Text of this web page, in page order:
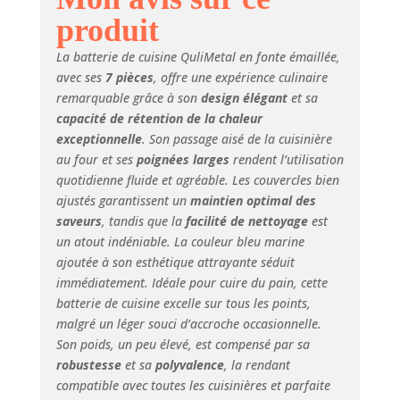
casserole de 2 l
2,8 l avec
couvercle, 1 grand
faitout de 4,8 l
avec couvercle 🔥
【Émail dur】 :
doté d'un intérieur
et d'un extérieur
émaillés durs, ce
bel ensemble
d'ustensiles de
cuisine se
transforme
facilement en
ustensiles de
service. Le
revêtement en
émail est durable
et résiste aux
produit
La batterie de cuisine QuliMetal en fonte émaillée,
avec ses 7 pièces, offre une expérience culinaire
remarquable grâce à son design élégantet sa
capacité de rétention de la chaleur
exceptionnelle. Son passage aisé de la cuisinière
au four et ses poignées larges rendent l’utilisation
quotidienne fluide et agréable. Les couvercles bien
ajustés garantissent un maintien optimal des
saveurs, tandis que la facilité de nettoyageest
un atout indéniable. La couleur bleu marine
ajoutée à son esthétique attrayante séduit
immédiatement. Idéale pour cuire du pain, cette
batterie de cuisine excelle sur tous les points,
malgré un léger souci d’accroche occasionnelle.
Son poids, un peu élevé, est compensé par sa
robustesseet sa polyvalence, la rendant
compatible avec toutes les cuisinières et parfaite